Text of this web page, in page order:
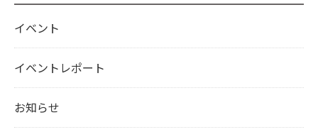
イベント
イベントレポート
お知らせ